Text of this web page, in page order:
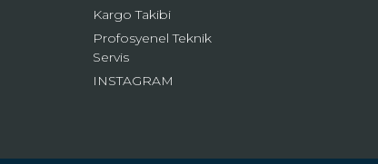
Kargo Takibi
Profosyenel Teknik
Servis
INSTAGRAM